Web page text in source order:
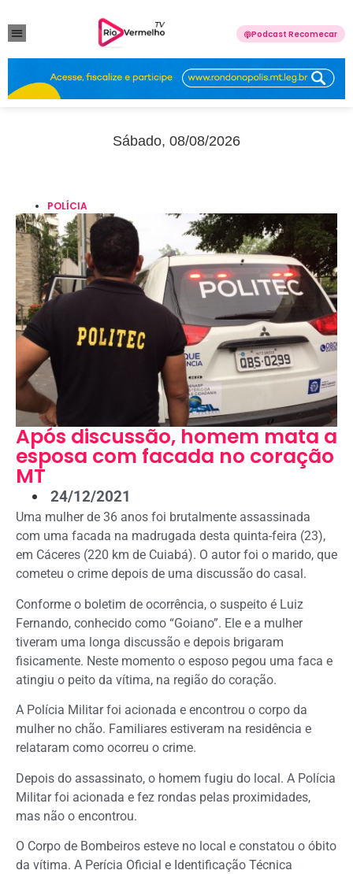
Podcast Recomecar
Sábado, 08/08/2026
POLÍCIA
Após discussão, homem mata a
esposa com facada no coração
MT
24/12/2021
Uma mulher de 36 anos foi brutalmente assassinada
com uma facada na madrugada desta quinta-feira (23),
em Cáceres (220 km de Cuiabá). O autor foi o marido, que
cometeu o crime depois de uma discussão do casal.
Conforme o boletim de ocorrência, o suspeito é Luiz
Fernando, conhecido como “Goiano”. Ele e a mulher
tiveram uma longa discussão e depois brigaram
fisicamente. Neste momento o esposo pegou uma faca e
atingiu o peito da vítima, na região do coração.
A Polícia Militar foi acionada e encontrou o corpo da
mulher no chão. Familiares estiveram na residência e
relataram como ocorreu o crime.
Depois do assassinato, o homem fugiu do local. A Polícia
Militar foi acionada e fez rondas pelas proximidades,
mas não o encontrou.
O Corpo de Bombeiros esteve no local e constatou o óbito
da vítima. A Perícia Oficial e Identificação Técnica